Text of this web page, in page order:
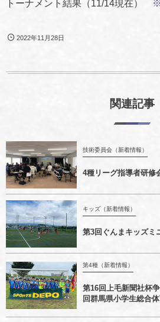
トーナメント結果（11/14現在）
2022年11月28日
関連記事
技術委員会（新着情報）
4種リーグ指導者研修
キッズ（新着情報）
第3回ぐんまキッズミ
第4種（新着情報）
第16回上毛新聞社杯
回群馬県小学生総合